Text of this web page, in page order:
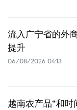
流入广宁省的外
提升
06/08/2026 04:13
越南农产品“和时